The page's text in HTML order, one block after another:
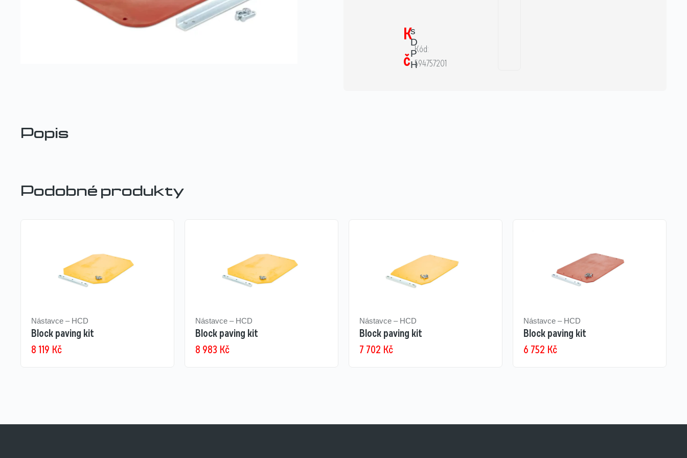
K
č
s
D
P
H
Kód:
594757201
Popis
Podobné produkty
Nástavce – HCD
Block paving kit
8 119 Kč
Nástavce – HCD
Block paving kit
8 983 Kč
Nástavce – HCD
Block paving kit
7 702 Kč
Nástavce – HCD
Block paving kit
6 752 Kč